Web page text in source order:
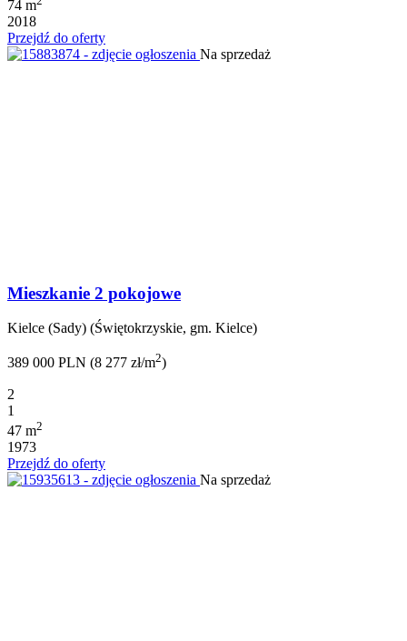
74 m
2018
Przejdź do oferty
Na sprzedaż
Mieszkanie 2 pokojowe
Kielce (Sady) (Świętokrzyskie, gm. Kielce)
389 000 PLN (8 277 zł/m2)
2
1
47 m2
1973
Przejdź do oferty
Na sprzedaż